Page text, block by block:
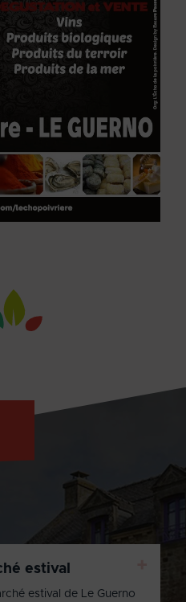
estival
estival de Le Guerno